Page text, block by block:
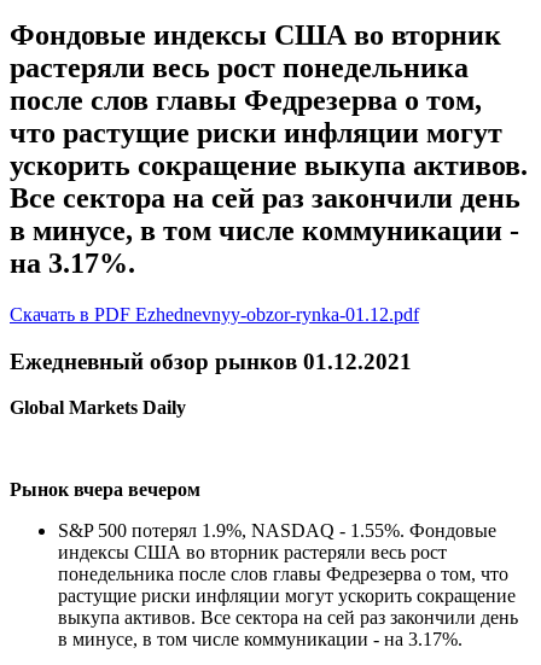
Фондовые индексы США во вторник
растеряли весь рост понедельника
после слов главы Федрезерва о том,
что растущие риски инфляции могут
ускорить сокращение выкупа активов.
Все сектора на сей раз закончили день
в минусе, в том числе коммуникации -
на 3.17%.
Скачать в PDF Ezhednevnyy-obzor-rynka-01.12.pdf
Ежедневный обзор рынков 01.12.2021
Global Markets Daily
Рынок вчера вечером
S&P 500 потерял 1.9%, NASDAQ - 1.55%. Фондовые
индексы США во вторник растеряли весь рост
понедельника после слов главы Федрезерва о том, что
растущие риски инфляции могут ускорить сокращение
выкупа активов. Все сектора на сей раз закончили день
в минусе, в том числе коммуникации - на 3.17%.